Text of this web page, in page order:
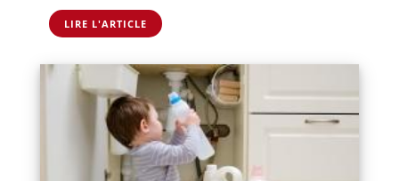
LIRE L'ARTICLE